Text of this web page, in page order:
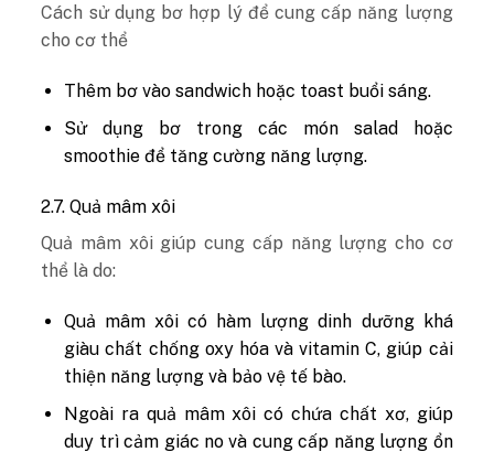
Cách sử dụng bơ hợp lý để cung cấp năng lượng
cho cơ thể
Thêm bơ vào sandwich hoặc toast buổi sáng.
Sử dụng bơ trong các món salad hoặc
smoothie để tăng cường năng lượng.
2.7. Quả mâm xôi
Quả mâm xôi giúp cung cấp năng lượng cho cơ
thể là do:
Quả mâm xôi có hàm lượng dinh dưỡng khá
giàu chất chống oxy hóa và vitamin C, giúp cải
thiện năng lượng và bảo vệ tế bào.
Ngoài ra quả mâm xôi có chứa chất xơ, giúp
duy trì cảm giác no và cung cấp năng lượng ổn